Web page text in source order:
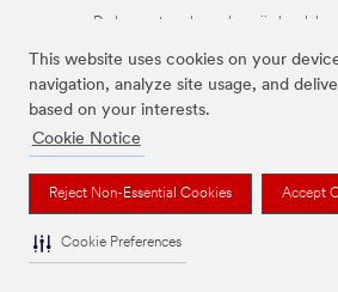
This website uses cookies on your
navigation, analyze site usage, and
based on your interests.
Cookie Notice
Reject Non-Essential Cookies Accept
Cookie Preferences
De bovenstaande merken zijn